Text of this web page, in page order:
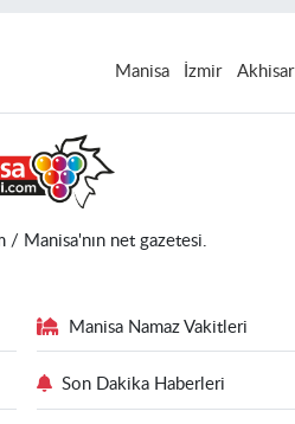
Manisa İzmir Akhisar
/ Manisa'nın net gazetesi.
Manisa Namaz Vakitleri
Son Dakika Haberleri